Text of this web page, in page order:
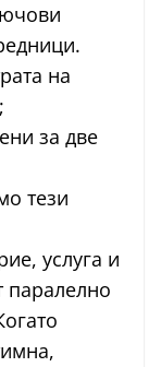
на
за две
тези
услуга и
паралелно